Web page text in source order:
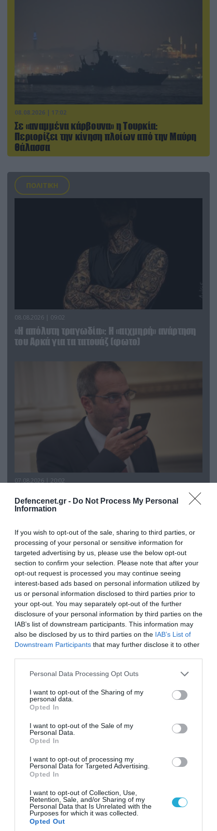
Defencenet.gr - Do Not Process My Personal
Information
If you wish to opt-out of the sale, sharing to third parties, or
processing of your personal or sensitive information for
targeted advertising by us, please use the below opt-out
section to confirm your selection. Please note that after your
opt-out request is processed you may continue seeing
interest-based ads based on personal information utilized by
us or personal information disclosed to third parties prior to
your opt-out. You may separately opt-out of the further
disclosure of your personal information by third parties on the
IAB’s list of downstream participants. This information may
also be disclosed by us to third parties on the IAB’s List of
Downstream Participants that may further disclose it to other
Please note that this website/app uses one or more Google
not limited to your visit or usage behaviour. You may click to
grant or deny consent to Google and its third-party tags to
use your data for below specified purposes in below Google
consent section.
Personal Data Processing Opt Outs
I want to opt-out of the Sharing of my
personal data.
Opted In
I want to opt-out of the Sale of my
Personal Data.
Opted In
I want to opt-out of processing my
Personal Data for Targeted Advertising.
Opted In
I want to opt-out of Collection, Use,
Retention, Sale, and/or Sharing of my
Personal Data that Is Unrelated with the
Purposes for which it was collected.
Opted Out
08.08.2026 | 17:02
Σε «αναμμένα κάρβουνα» η Τουρκία:
Περιορίζει την κίνηση πλοίων από την Μαύρη
Θάλασσα
ΠΟΛΙΤΙΚΗ
08.08.2026 | 09:02
«Η απόλυτη τραγωδία»: Η «αιχμηρή» ανάρτηση
του Αρκά για τα τατουάζ (φωτο)
07.08.2026 | 20:02
Κωνσταντίνο Ζούλα από τον ΣΚΑΪ – Ο λόγος της
απομάκρυνσής του
Αθήνα: Απομακρύνθηκαν παράνομα
αντικείμενα από κοινόχρηστους χώρους